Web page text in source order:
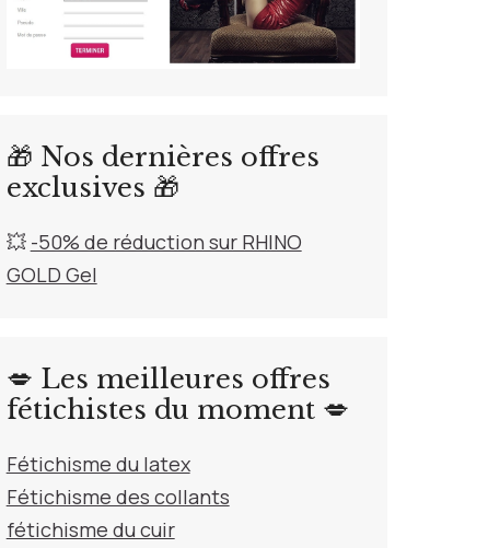
🎁 Nos dernières offres
exclusives 🎁
💥 -50% de réduction sur RHINO
GOLD Gel
💋 Les meilleures offres
fétichistes du moment 💋
Fétichisme du latex
Fétichisme des collants
fétichisme du cuir